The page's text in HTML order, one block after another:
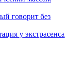
говорит без
у экстрасенса